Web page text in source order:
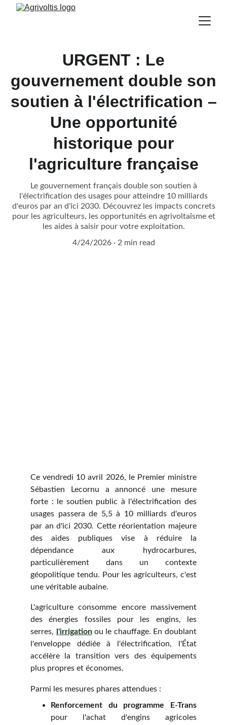
URGENT : Le
gouvernement double son
soutien à l'électrification –
Une opportunité
historique pour
l'agriculture française
Le gouvernement français double son soutien à
l'électrification des usages pour atteindre 10 milliards
d'euros par an d'ici 2030. Découvrez les impacts concrets
pour les agriculteurs, les opportunités en agrivoltaïsme et
les aides à saisir pour votre exploitation.
4/24/2026
2 min read
Ce vendredi 10 avril 2026, le Premier ministre
Sébastien Lecornu a annoncé une mesure
forte : le soutien public à l'électrification des
usages passera de 5,5 à 10 milliards d'euros
par an d'ici 2030. Cette réorientation majeure
des aides publiques vise à réduire la
dépendance aux hydrocarbures,
particulièrement dans un contexte
géopolitique tendu. Pour les agriculteurs, c'est
une véritable aubaine.
L'agriculture consomme encore massivement
des énergies fossiles pour les engins, les
serres,
l'irrigationou le chauffage. En doublant
l'enveloppe dédiée à l'électrification, l'État
accélère la transition vers des équipements
plus propres et économes.
Parmi les mesures phares attendues :
Renforcement du programme E-Trans
pour l'achat d'engins agricoles